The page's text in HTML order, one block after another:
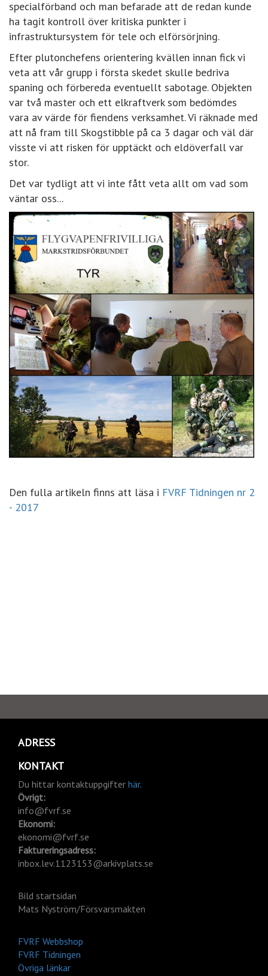
specialförband och man befarade att de redan kunde
ha tagit kontroll över kritiska punkter i
infrastruktursystem för tele och elförsörjning.
Efter plutonchefens orientering kvällen innan fick vi
veta att vår grupp i första skedet skulle bedriva
spaning och förbereda eventuellt sabotage. Objekten
var två master och ett elkraftverk som bedömdes
vara av värde för fiendens verksamhet. Vi räknade med
att nå fram till Skogstibble på ca 3 dagar och väl där
visste vi att risken för upptäckt och eldöverfall var
stor.
Det var tydligt att vi inte fått veta allt om vad som
väntar oss...
Den fulla artikeln finns att läsa i FVRF Tidningen nr 2
- 2017
ADRESS
KONTAKT
Du hittar kontaktuppgifter här.
Övrigt:
info@fvrf.se
Ekonomi:
ekonomi@fvrf.se
Faktureringsadress:
inbox.lev.1123153@arkivplats.se
Bild startsidan
Mats Nyström/Försvarsmakten
FVRF Webbshop
FVRF Tidningen
Övriga länkar